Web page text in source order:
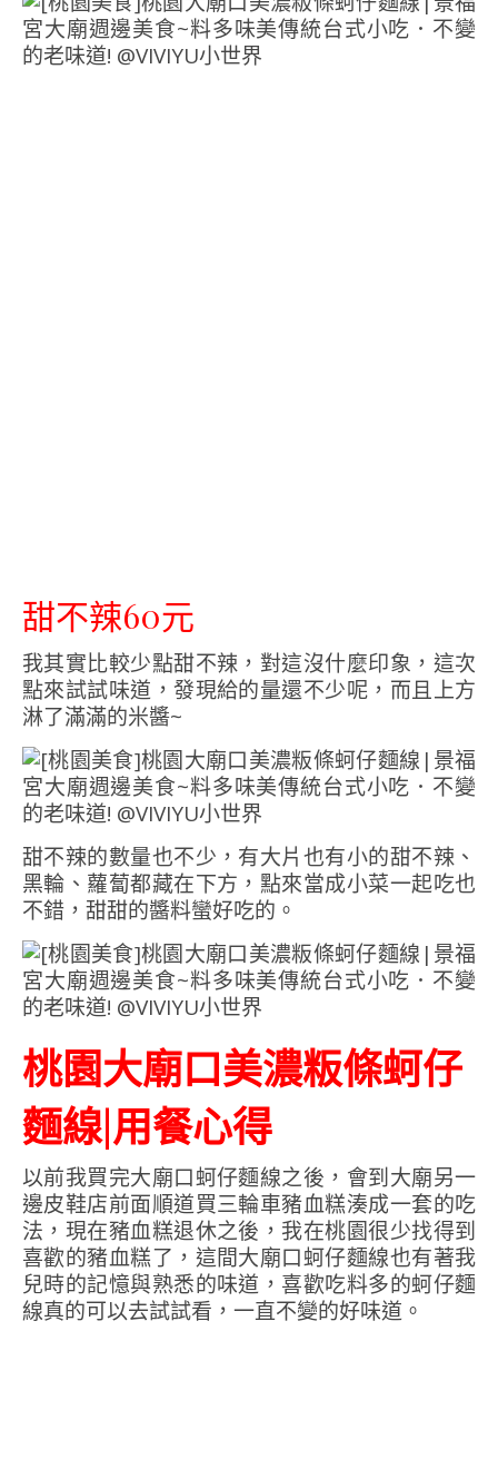
甜不辣60元
我其實比較少點甜不辣，對這沒什麼印象，這次
點來試試味道，發現給的量還不少呢，而且上方
淋了滿滿的米醬~
甜不辣的數量也不少，有大片也有小的甜不辣、
黑輪、蘿蔔都藏在下方，點來當成小菜一起吃也
不錯，甜甜的醬料蠻好吃的。
桃園大廟口美濃粄條蚵仔
麵線|用餐心得
以前我買完大廟口蚵仔麵線之後，會到大廟另一
邊皮鞋店前面順道買三輪車豬血糕湊成一套的吃
法，現在豬血糕退休之後，我在桃園很少找得到
喜歡的豬血糕了，這間大廟口蚵仔麵線也有著我
兒時的記憶與熟悉的味道，喜歡吃料多的蚵仔麵
線真的可以去試試看，一直不變的好味道。